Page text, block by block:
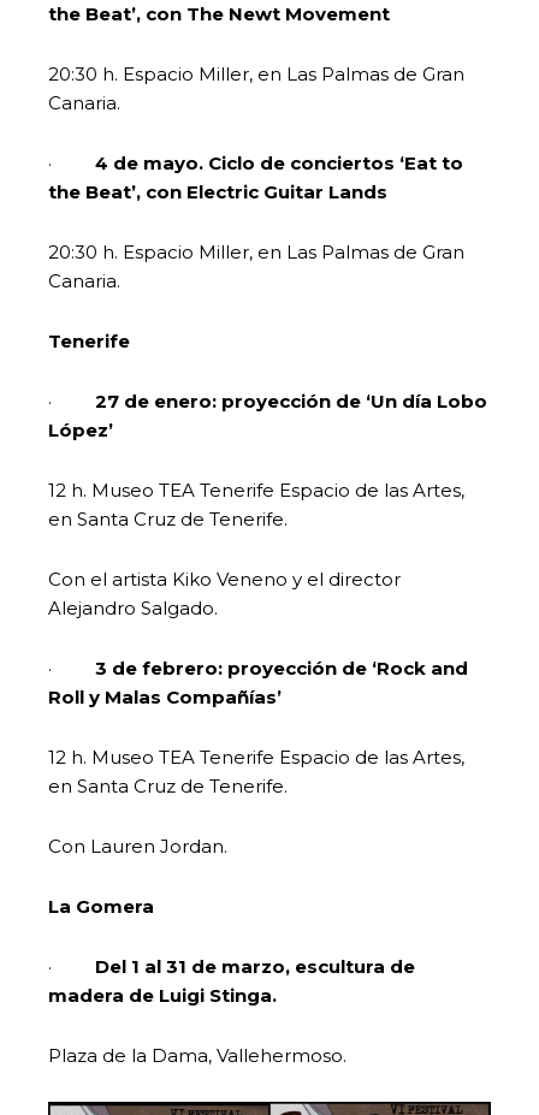
the Beat’, con The Newt Movement
20:30 h. Espacio Miller, en Las Palmas de Gran
Canaria.
· 4 de mayo. Ciclo de conciertos ‘Eat to
the Beat’, con Electric Guitar Lands
20:30 h. Espacio Miller, en Las Palmas de Gran
Canaria.
Tenerife
· 27 de enero: proyección de ‘Un día Lobo
López’
12 h. Museo TEA Tenerife Espacio de las Artes,
en Santa Cruz de Tenerife.
Con el artista Kiko Veneno y el director
Alejandro Salgado.
· 3 de febrero: proyección de ‘Rock and
Roll y Malas Compañías’
12 h. Museo TEA Tenerife Espacio de las Artes,
en Santa Cruz de Tenerife.
Con Lauren Jordan.
La Gomera
· Del 1 al 31 de marzo, escultura de
madera de Luigi Stinga.
Plaza de la Dama, Vallehermoso.